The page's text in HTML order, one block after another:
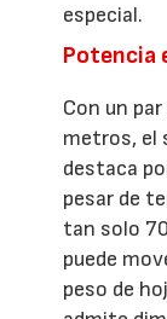
especial.
Potencia
Con un
metros, el
destaca
pesar de
tan solo
puede
peso de